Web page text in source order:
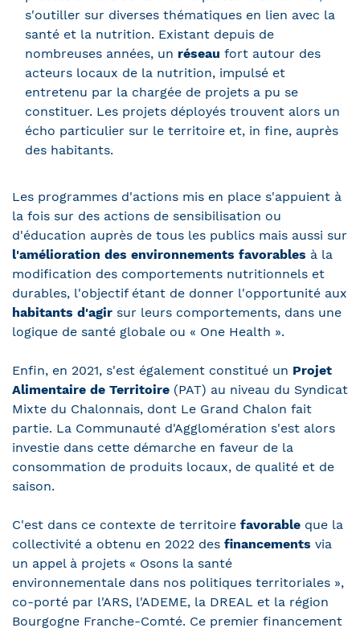
s'outiller sur diverses thématiques en lien avec la
santé et la nutrition. Existant depuis de
nombreuses années, un réseau fort autour des
acteurs locaux de la nutrition, impulsé et
entretenu par la chargée de projets a pu se
constituer. Les projets déployés trouvent alors un
écho particulier sur le territoire et, in fine, auprès
des habitants.
Les programmes d'actions mis en place s'appuient à
la fois sur des actions de sensibilisation ou
d'éducation auprès de tous les publics mais aussi sur
l'amélioration des environnements favorables à la
modification des comportements nutritionnels et
durables, l'objectif étant de donner l'opportunité aux
habitants d'agir sur leurs comportements, dans une
logique de santé globale ou « One Health ».
Enfin, en 2021, s'est également constitué un Projet
Alimentaire de Territoire (PAT) au niveau du Syndicat
Mixte du Chalonnais, dont Le Grand Chalon fait
partie. La Communauté d'Agglomération s'est alors
investie dans cette démarche en faveur de la
consommation de produits locaux, de qualité et de
saison.
C'est dans ce contexte de territoire favorable que la
collectivité a obtenu en 2022 des financements via
un appel à projets « Osons la santé
environnementale dans nos politiques territoriales »,
co-porté par l'ARS, l'ADEME, la DREAL et la région
Bourgogne Franche-Comté. Ce premier financement